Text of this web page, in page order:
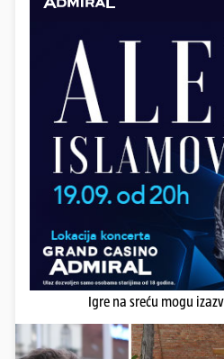
Igre na sreću mogu